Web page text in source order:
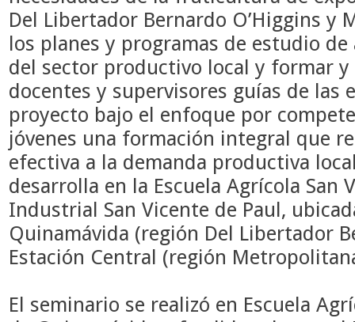
Del Libertador Bernardo O’Higgins y
los planes y programas de estudio de
del sector productivo local y formar
docentes y supervisores guías de las
proyecto bajo el enfoque por
jóvenes una formación integral que
efectiva a la demanda productiva
desarrolla en la Escuela Agrícola San
Industrial San Vicente de Paul,
Quinamávida (región Del Libertador
Estación Central (región
El seminario se realizó en Escuela